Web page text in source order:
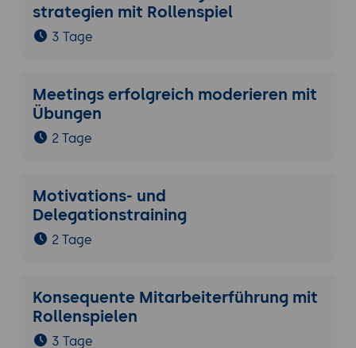
strategien mit Rollenspiel
3 Tage
Meetings erfolgreich moderieren mit
Übungen
2 Tage
Motivations- und
Delegationstraining
2 Tage
Konsequente Mitarbeiterführung mit
Rollenspielen
3 Tage